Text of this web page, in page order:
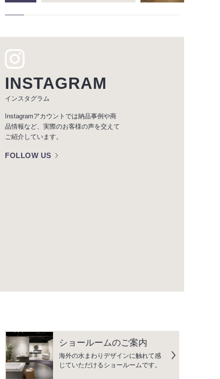
INSTAGRAM
インスタグラム
Instagramアカウントでは納品事例や商
品情報など、実際のお客様の声を交えて
ご紹介しています。
FOLLOW US
ショールームのご案内
海外の水まわりデザインに触れて感
じていただけるショールームです。